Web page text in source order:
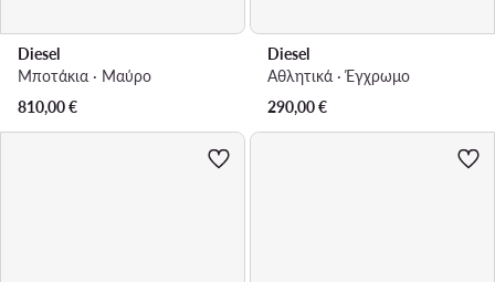
Diesel
Μποτάκια · Μαύρο
810,00€
Diesel
Αθλητικά · Έγχρωμο
290,00€